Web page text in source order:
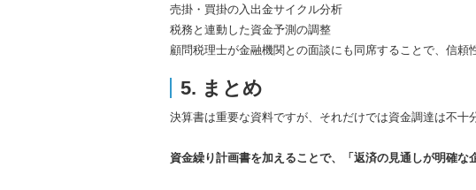
売掛・買掛の入出金サイクル分析
税務と連動した資金予測の調整
顧問税理士が金融機関との面談にも同席することで、信頼
5. まとめ
決算書は重要な資料ですが、それだけでは資金調達は不十
資金繰り計画書を加えることで、「返済の見通しが明確